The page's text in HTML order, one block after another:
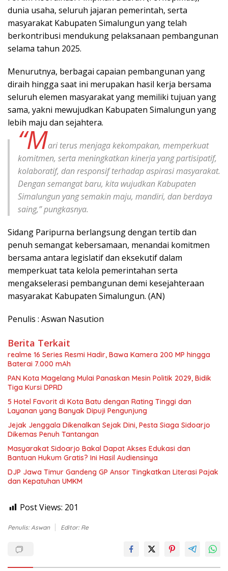
dunia usaha, seluruh jajaran pemerintah, serta
masyarakat Kabupaten Simalungun yang telah
berkontribusi mendukung pelaksanaan pembangunan
selama tahun 2025.
Menurutnya, berbagai capaian pembangunan yang
diraih hingga saat ini merupakan hasil kerja bersama
seluruh elemen masyarakat yang memiliki tujuan yang
sama, yakni mewujudkan Kabupaten Simalungun yang
lebih maju dan sejahtera.
“Mari terus menjaga kekompakan, memperkuat
komitmen, serta meningkatkan kinerja yang partisipatif,
kolaboratif, dan responsif terhadap aspirasi masyarakat.
Dengan semangat baru, kita wujudkan Kabupaten
Simalungun yang semakin maju, mandiri, dan berdaya
saing,” pungkasnya.
Sidang Paripurna berlangsung dengan tertib dan
penuh semangat kebersamaan, menandai komitmen
bersama antara legislatif dan eksekutif dalam
memperkuat tata kelola pemerintahan serta
mengakselerasi pembangunan demi kesejahteraan
masyarakat Kabupaten Simalungun. (AN)
Penulis : Aswan Nasution
Berita Terkait
realme 16 Series Resmi Hadir, Bawa Kamera 200 MP hingga
Baterai 7.000 mAh
PAN Kota Magelang Mulai Panaskan Mesin Politik 2029, Bidik
Tiga Kursi DPRD
5 Hotel Favorit di Kota Batu dengan Rating Tinggi dan
Layanan yang Banyak Dipuji Pengunjung
Jejak Jenggala Dikenalkan Sejak Dini, Pesta Siaga Sidoarjo
Dikemas Penuh Tantangan
Masyarakat Sidoarjo Bakal Dapat Akses Edukasi dan
Bantuan Hukum Gratis? Ini Hasil Audiensinya
DJP Jawa Timur Gandeng GP Ansor Tingkatkan Literasi Pajak
dan Kepatuhan UMKM
Post Views: 201
Penulis: Aswan Editor: Re